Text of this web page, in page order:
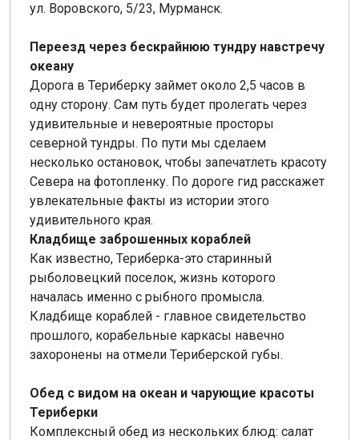
ул. Воровского, 5/23, Мурманск.
Переезд через бескрайнюю тундру навстречу
океану
Дорога в Териберку займет около 2,5 часов в
одну сторону. Сам путь будет пролегать через
удивительные и невероятные просторы
северной тундры. По пути мы сделаем
несколько остановок, чтобы запечатлеть красоту
Севера на фотопленку. По дороге гид расскажет
увлекательные факты из истории этого
удивительного края.
Кладбище заброшенных кораблей
Как известно, Териберка-это старинный
рыболовецкий поселок, жизнь которого
началась именно с рыбного промысла.
Кладбище кораблей - главное свидетельство
прошлого, корабельные каркасы навечно
захоронены на отмели Териберской губы.
Обед с видом на океан и чарующие красоты
Териберки
Комплексный обед из нескольких блюд: салат